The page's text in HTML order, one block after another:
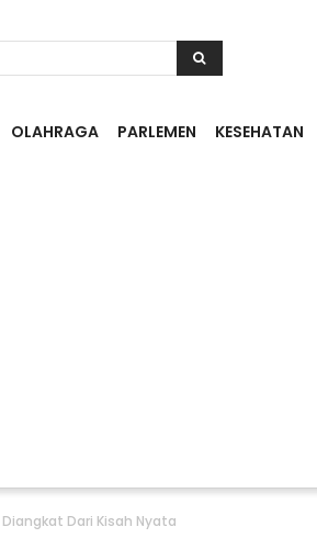
OLAHRAGA PARLEMEN KESEHATAN
Dari Kisah Nyata